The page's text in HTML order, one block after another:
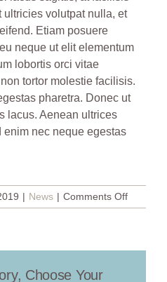
ultricies volutpat nulla, et
Etiam posuere
neque ut elit elementum
lobortis orci vitae
tortor molestie facilisis.
pharetra. Donec ut
lacus. Aenean ultrices
nec neque egestas
| News | Comments Offon
Starting
Choose Your